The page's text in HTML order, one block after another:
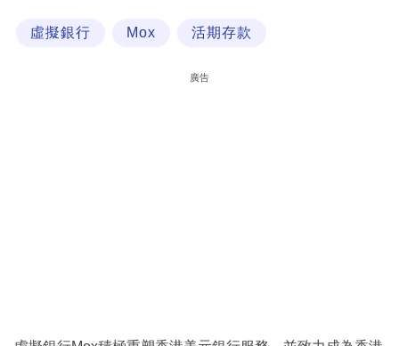
虛擬銀行 Mox 活期存款
廣告